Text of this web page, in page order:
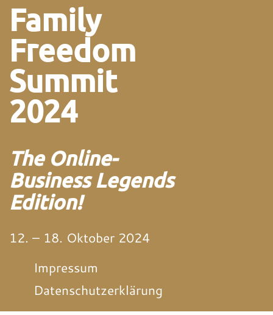
Family
Freedom
Summit
2024
The Online-
Business Legends
Edition!
12. – 18. Oktober 2024
Impressum
Datenschutzerklärung